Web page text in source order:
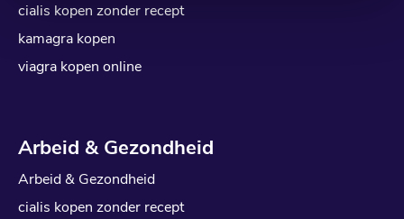
cialis kopen zonder recept
kamagra kopen
viagra kopen online
Arbeid & Gezondheid
Arbeid & Gezondheid
cialis kopen zonder recept